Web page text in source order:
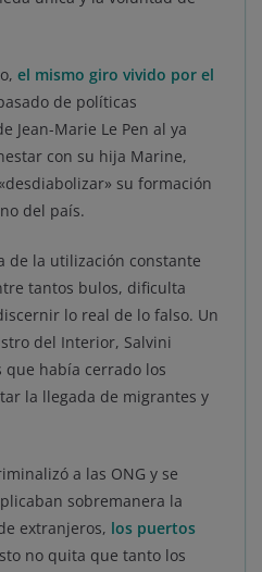
el mismo giro vivido por el
de políticas
Jean-Marie Le Pen al ya
con su hija Marine,
su formación
del país.
de la utilización constante
tantos bulos, dificulta
lo real de lo falso. Un
del Interior, Salvini
había cerrado los
la llegada de migrantes y
a las ONG y se
sobremanera la
extranjeros, los puertos
no quita que tanto los